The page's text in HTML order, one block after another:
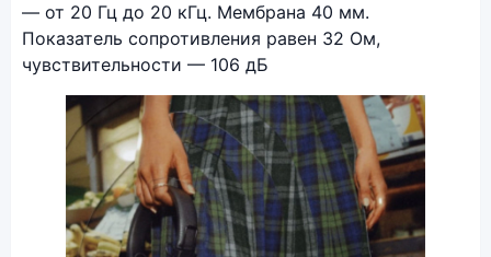
— от 20 Гц до 20 кГц. Мембрана 40 мм.
Показатель сопротивления равен 32 Ом,
чувствительности — 106 дБ